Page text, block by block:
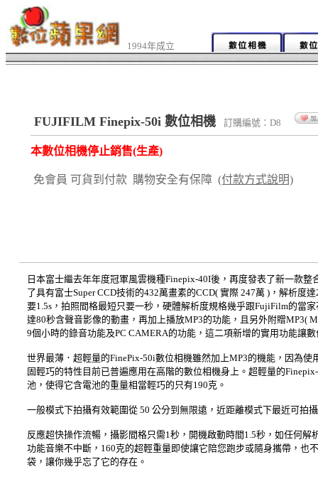
1994年成立
FUJIFILM Finepix-50i 數位相機 訂購編號：D8
本數位相機停止銷售(生產)
免會員 可貨到付款 購物安全有保障 (付款方式說明)
日本富士繼去年年度冠軍風雲機種Finepix-40I後，再度發表了新一款
了具有富士Super CCD技術的432萬畫素的CCD( 實際 247萬 )，解析度
要1.5s，拍照間格最短只要一秒，硬體解析度規格幾乎跟FujiFilm的當
達80秒含聲音影像的動畫，再加上播放MP3的功能，且另外附贈MP3(
9個小時的錄音功能及PC CAMERA的功能，這二項新增的實用功能讓
世界最薄．超輕量的FinePix-50i數位相機雖然加上MP3的機能，因為
固輕巧的特性目前已普遍應用在高階的數位相機身上。超輕量的
池，使得它含電池的重量相當輕巧的只有190克。
一般模式下拍攝有效範圍從 50 公分到無限遠，近距離模式下最近可拍
反應超快操作流暢，攝影間格只需1秒，開機啟動時間1.5秒，如任何
功能音樂不中斷，160克的超輕重量即使讓它陪您跑步或隨身攜帶，也
袋，讓你幾乎忘了它的存在。